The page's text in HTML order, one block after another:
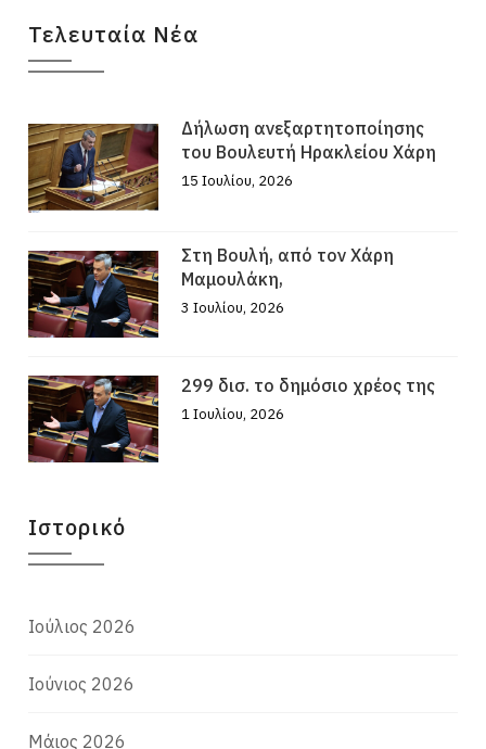
Τελευταία Νέα
Δήλωση ανεξαρτητοποίησης
του Βουλευτή Ηρακλείου Χάρη
15 Ιουλίου, 2026
Στη Βουλή, από τον Χάρη
Μαμουλάκη,
3 Ιουλίου, 2026
299 δισ. το δημόσιο χρέος της
1 Ιουλίου, 2026
Ιστορικό
Ιούλιος 2026
Ιούνιος 2026
Μάιος 2026